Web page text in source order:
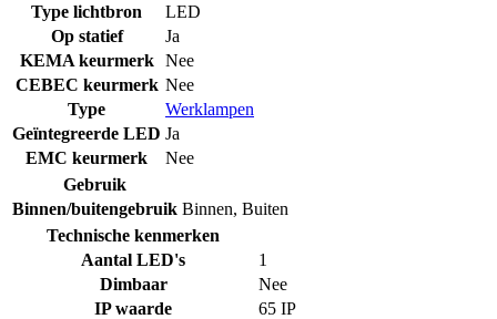
Type lichtbron
LED
Op statief
Ja
KEMA keurmerk
Nee
CEBEC keurmerk Nee
Type
Werklampen
Geïntegreerde LED Ja
EMC keurmerk
Nee
Gebruik
Binnen/buitengebruik Binnen, Buiten
Technische kenmerken
Aantal LED's
1
Dimbaar
Nee
IP waarde
65 IP